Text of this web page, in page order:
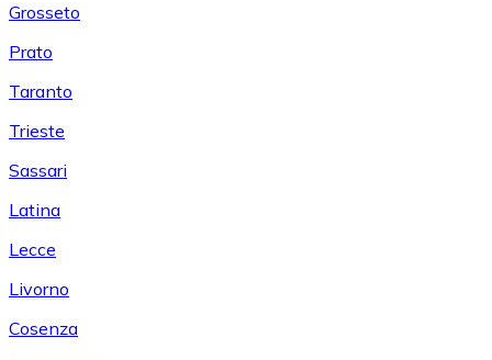
Grosseto
Prato
Taranto
Trieste
Sassari
Latina
Lecce
Livorno
Cosenza